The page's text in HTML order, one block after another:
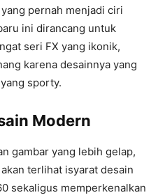
pernah menjadi ciri
ini dirancang untuk
seri FX yang ikonik,
karena desainnya yang
sporty.
Modern
gambar yang lebih gelap,
terlihat isyarat desain
sekaligus memperkenalkan